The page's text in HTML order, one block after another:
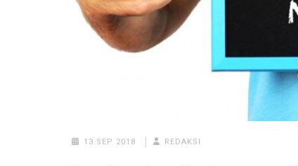
13 SEP 2018 REDAKSI